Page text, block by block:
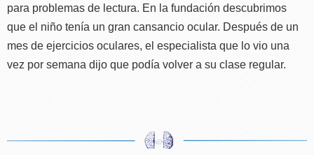
para problemas de lectura. En la fundación descubrimos
que el niño tenía un gran cansancio ocular. Después de un
mes de ejercicios oculares, el especialista que lo vio una
vez por semana dijo que podía volver a su clase regular.